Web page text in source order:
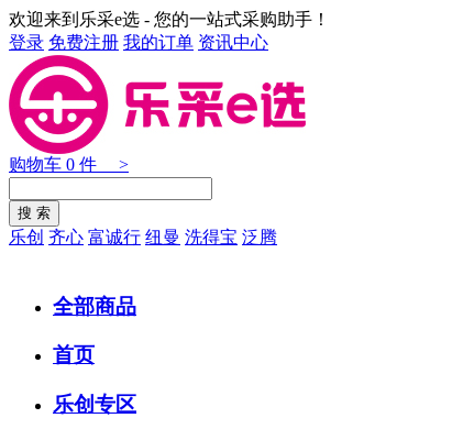
欢迎来到乐采e选 - 您的一站式采购助手！
登录 免费注册 我的订单 资讯中心
购物车 0 件 >
乐创 齐心 富诚行 纽曼 洗得宝 泛腾
全部商品
首页
乐创专区